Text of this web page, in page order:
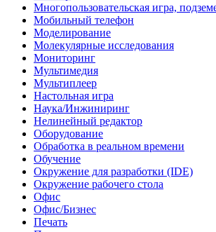
Многопользовательская игра,
Мобильный телефон
Моделирование
Молекулярные исследования
Мониторинг
Мультимедия
Мультиплеер
Настольная игра
Наука/Инжиниринг
Нелинейный редактор
Оборудование
Обработка в реальном времени
Обучение
Окружение для разработки (IDE)
Окружение рабочего стола
Офис
Офис/Бизнес
Печать